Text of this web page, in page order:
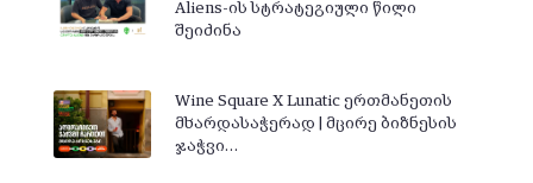
Aliens-ის სტრატეგიული წილი
შეიძინა
Wine Square X Lunatic ერთმანეთის
მხარდასაჭერად | მცირე ბიზნესის
ჯაჭვი…